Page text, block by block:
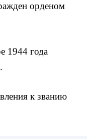
орденом
1944 года
к званию